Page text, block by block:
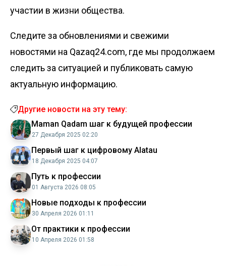
участии в жизни общества.
Следите за обновлениями и свежими
новостями на Qazaq24.com, где мы продолжаем
следить за ситуацией и публиковать самую
актуальную информацию.
Другие новости на эту тему:
Maman Qadam шаг к будущей профессии
27 Декабря 2025 02:20
Первый шаг к цифровому Alatau
18 Декабря 2025 04:07
Путь к профессии
01 Августа 2026 08:05
Новые подходы к профессии
30 Апреля 2026 01:11
От практики к профессии
10 Апреля 2026 01:58